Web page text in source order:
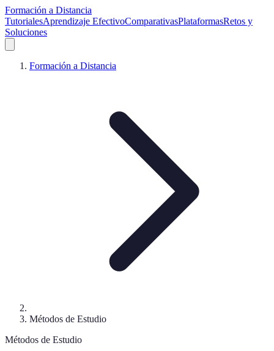
Formación a Distancia
TutorialesAprendizaje EfectivoComparativasPlataformasRetos y
Soluciones
Formación a Distancia
Métodos de Estudio
Métodos de Estudio